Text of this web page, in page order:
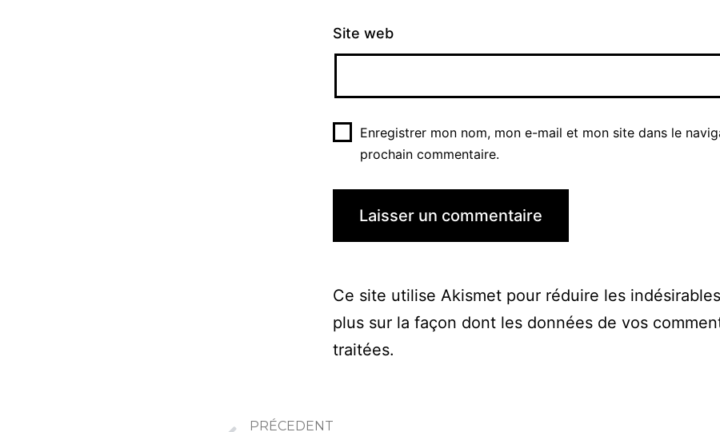
Site web
Enregistrer mon nom, mon e-mail et mon site dans le
prochain commentaire.
Ce site utilise Akismet pour réduire les
plus sur la façon dont les données de vos
traitées.
PRÉCEDENT